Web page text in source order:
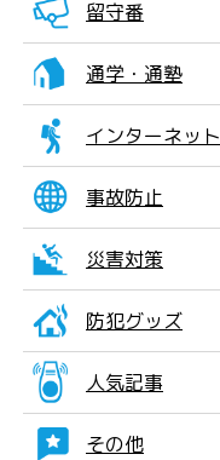
留守番
通学・通塾
インターネット
事故防止
災害対策
防犯グッズ
人気記事
その他